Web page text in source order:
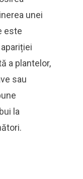
unei
este
a plantelor,
sau
la